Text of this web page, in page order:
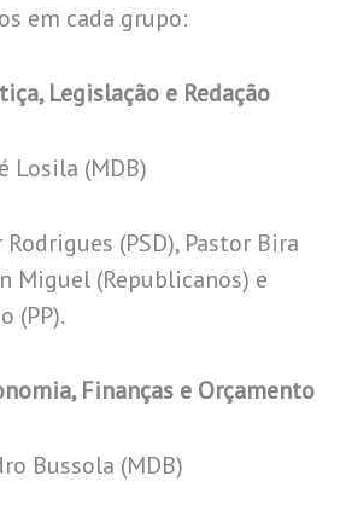
em cada grupo:
Legislação e Redação
Losila (MDB)
(PSD), Pastor Bira
Miguel (Republicanos) e
(PP).
Finanças e Orçamento
Bussola (MDB)